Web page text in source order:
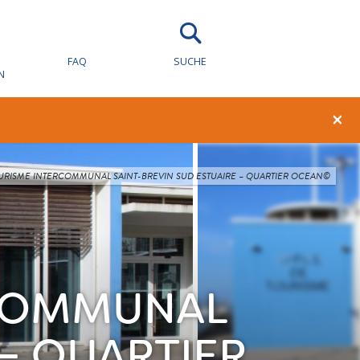
FAQ SUCHE
×
INTERCOMMUNAL SAINT-BREVIN SUD ESTUAIRE – QUARTIER OCEAN©